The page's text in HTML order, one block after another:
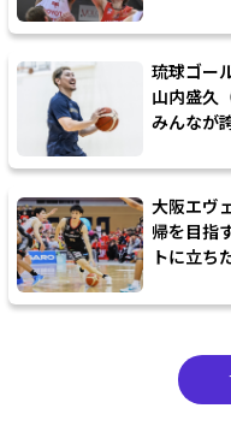
琉球ゴー
山内盛久
みんなが
大阪エヴ
帰を目指
トに立ち